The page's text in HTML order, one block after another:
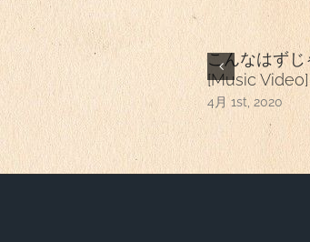
こんなはず
[Music Video]
4月 1st, 2020